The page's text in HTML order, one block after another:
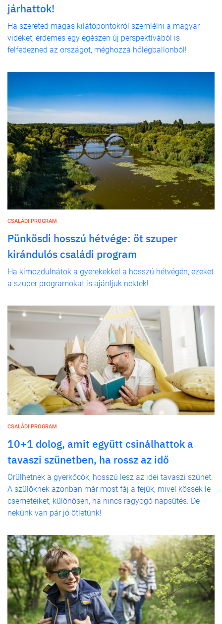
járhattok!
Ha szereted magas kilátópontokról szemlélni a magyar
vidéket, érdemes egy egészen új perspektívából is
felfedezned az országot, méghozzá hőlégballonból!
CSALÁDI PROGRAM
Pünkösdi hosszú hétvége: öt szuper
kirándulós családi program
Ha kimozdulnátok a gyerekekkel a hosszú hétvégén, ezeket
a szuper programokat is ajánljuk nektek!
CSALÁDI PROGRAM
10+1 dolog, amit együtt csinálhattok a
tavaszi szünetben, ha rossz az idő
Örülhetnek a gyerkőcök, hosszú lesz az idei tavaszi szünet.
A szülőknek azonban már most fáj a fejük, mivel kössék le
csemetéiket, különösen, ha nincs ragyogó napsütés. De
nekünk van pár jó ötletünk!